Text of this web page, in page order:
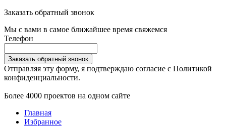
Заказать обратный звонок
Мы с вами в самое ближайшее время свяжемся
Телефон
Заказать обратный звонок
Отправляя эту форму, я подтверждаю согласие с Политикой
конфиденциальности.
Более 4000 проектов на одном сайте
Главная
Избранное